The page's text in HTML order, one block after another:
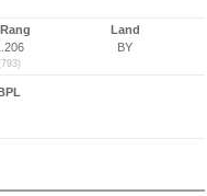
Land
BY